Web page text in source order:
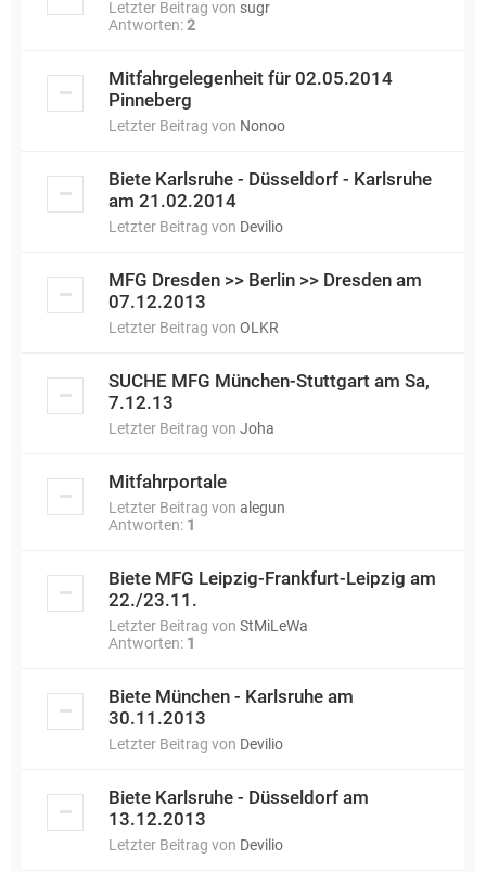
Letzter Beitrag von sugr
Antworten:2
Mitfahrgelegenheit für 02.05.2014
Pinneberg
Letzter Beitrag von Nonoo
Biete Karlsruhe - Düsseldorf - Karlsruhe
am 21.02.2014
Letzter Beitrag von Devilio
MFG Dresden >> Berlin >> Dresden am
07.12.2013
Letzter Beitrag von OLKR
SUCHE MFG München-Stuttgart am Sa,
7.12.13
Letzter Beitrag von Joha
Mitfahrportale
Letzter Beitrag von alegun
Antworten: 1
Biete MFG Leipzig-Frankfurt-Leipzig am
22./23.11.
Letzter Beitrag von StMiLeWa
Antworten: 1
Biete München - Karlsruhe am
30.11.2013
Letzter Beitrag von Devilio
Biete Karlsruhe - Düsseldorf am
13.12.2013
Letzter Beitrag von Devilio